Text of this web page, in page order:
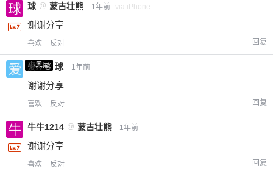
球 @ 蒙古壮熊 1年前 via iPhone
谢谢分享
喜欢 反对 回复
小黑屋
爱X @ 球 1年前
谢谢分享
喜欢 反对 回复
牛牛1214 @ 蒙古壮熊 1年前
谢谢分享
喜欢 反对 回复